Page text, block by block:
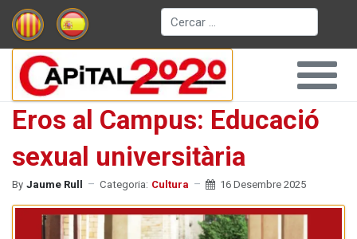
Cerca
Eros al Campus: Educació
sexual universitària
By Jaume Rull Categoria: Cultura 16 Desembre 2025